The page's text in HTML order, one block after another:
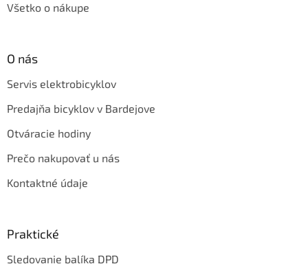
Všetko o nákupe
O nás
Servis elektrobicyklov
Predajňa bicyklov v Bardejove
Otváracie hodiny
Prečo nakupovať u nás
Kontaktné údaje
Praktické
Sledovanie balíka DPD